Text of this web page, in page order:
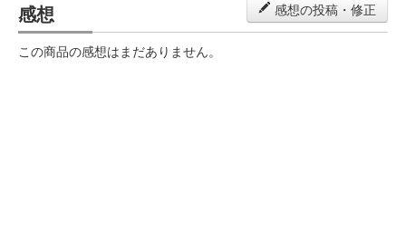
感想 感想の投稿・修正
この商品の感想はまだありません。